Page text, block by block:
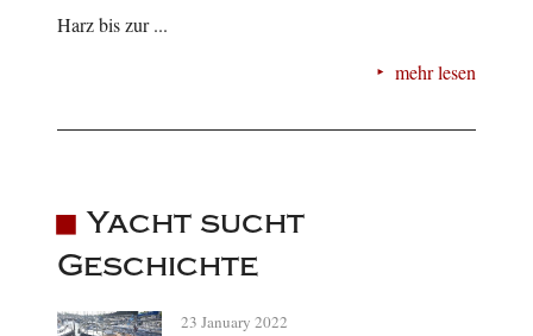
Harz bis zur ...
mehr lesen
Yacht sucht
Geschichte
23 January 2022